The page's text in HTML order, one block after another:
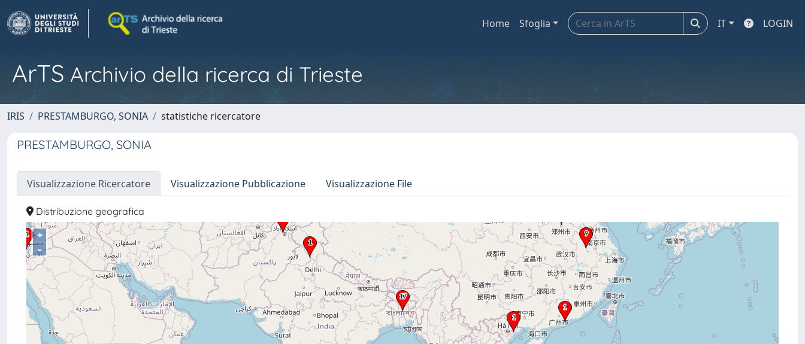
Home Sfoglia IT LOGIN
ArTS Archivio della ricerca di Trieste
IRIS PRESTAMBURGO, SONIA statistiche ricercatore
PRESTAMBURGO, SONIA
Visualizzazione Ricercatore Visualizzazione Pubblicazione Visualizzazione File
Distribuzione geografica
+
–